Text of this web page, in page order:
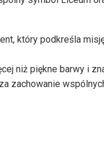
który podkreśla
niż piękne barwy i
zachowanie